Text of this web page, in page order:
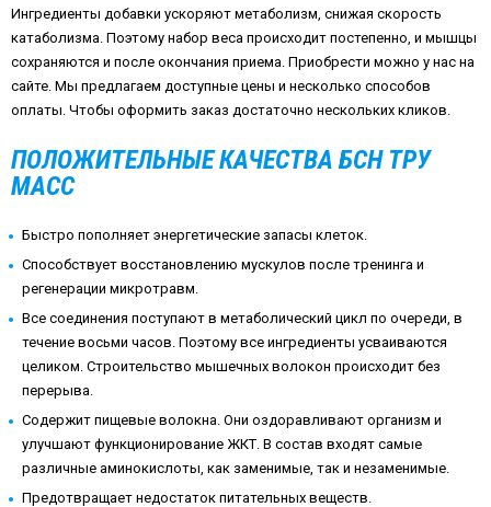
Ингредиенты добавки ускоряют метаболизм, снижая скорость
катаболизма. Поэтому набор веса происходит постепенно, и мышцы
сохраняются и после окончания приема. Приобрести можно у нас на
сайте. Мы предлагаем доступные цены и несколько способов
оплаты. Чтобы оформить заказ достаточно нескольких кликов.
ПОЛОЖИТЕЛЬНЫЕ КАЧЕСТВА БСН ТРУ
МАСС
Быстро пополняет энергетические запасы клеток.
Способствует восстановлению мускулов после тренинга и
регенерации микротравм.
Все соединения поступают в метаболический цикл по очереди, в
течение восьми часов. Поэтому все ингредиенты усваиваются
целиком. Строительство мышечных волокон происходит без
перерыва.
Содержит пищевые волокна. Они оздоравливают организм и
улучшают функционирование ЖКТ. В состав входят самые
различные аминокислоты, как заменимые, так и незаменимые.
Предотвращает недостаток питательных веществ.